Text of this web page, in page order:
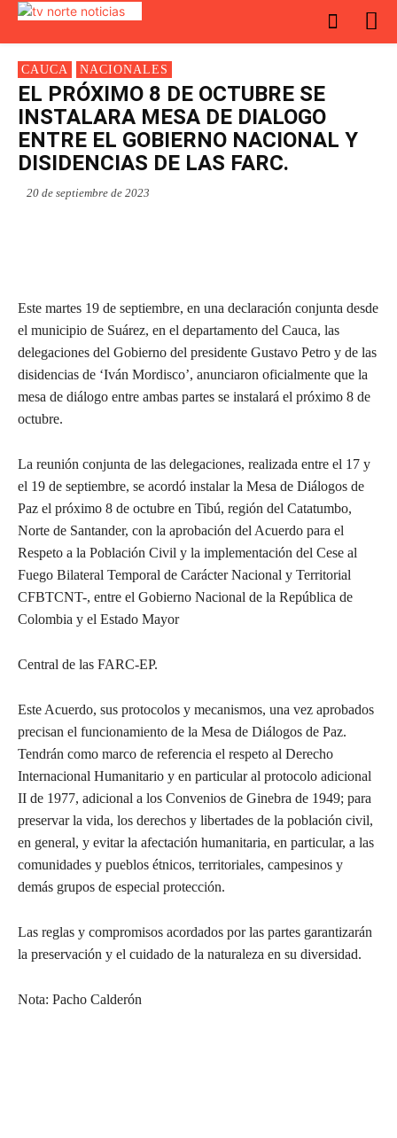
CAUCA NACIONALES
EL PRÓXIMO 8 DE OCTUBRE SE
INSTALARA MESA DE DIALOGO
ENTRE EL GOBIERNO NACIONAL Y
DISIDENCIAS DE LAS FARC.
20 de septiembre de 2023
Este martes 19 de septiembre, en una declaración conjunta desde
el municipio de Suárez, en el departamento del Cauca, las
delegaciones del Gobierno del presidente Gustavo Petro y de las
disidencias de ‘Iván Mordisco’, anunciaron oficialmente que la
mesa de diálogo entre ambas partes se instalará el próximo 8 de
octubre.
La reunión conjunta de las delegaciones, realizada entre el 17 y
el 19 de septiembre, se acordó instalar la Mesa de Diálogos de
Paz el próximo 8 de octubre en Tibú, región del Catatumbo,
Norte de Santander, con la aprobación del Acuerdo para el
Respeto a la Población Civil y la implementación del Cese al
Fuego Bilateral Temporal de Carácter Nacional y Territorial
CFBTCNT-, entre el Gobierno Nacional de la República de
Colombia y el Estado Mayor
Central de las FARC-EP.
Este Acuerdo, sus protocolos y mecanismos, una vez aprobados
precisan el funcionamiento de la Mesa de Diálogos de Paz.
Tendrán como marco de referencia el respeto al Derecho
Internacional Humanitario y en particular al protocolo adicional
II de 1977, adicional a los Convenios de Ginebra de 1949; para
preservar la vida, los derechos y libertades de la población civil,
en general, y evitar la afectación humanitaria, en particular, a las
comunidades y pueblos étnicos, territoriales, campesinos y
demás grupos de especial protección.
Las reglas y compromisos acordados por las partes garantizarán
la preservación y el cuidado de la naturaleza en su diversidad.
Nota: Pacho Calderón